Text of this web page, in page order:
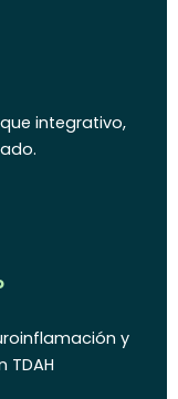
integrativo,
y
TDAH